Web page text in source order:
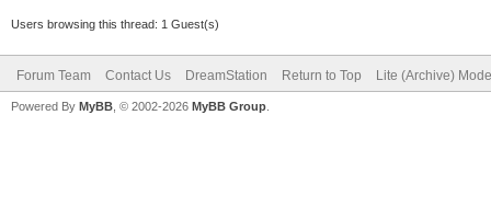
Users browsing this thread: 1 Guest(s)
Forum Team Contact Us DreamStation Return to Top Lite (Archive) Mode
Powered By MyBB , © 2002-2026 MyBB Group